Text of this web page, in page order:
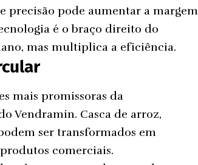
precisão pode aumentar a margem
é o braço direito do
mas multiplica a eficiência.
mais promissoras da
Vendramin. Casca de arroz,
ser transformados em
comerciais.